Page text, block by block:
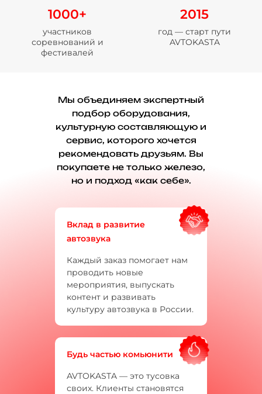
1000+
участников
соревнований и
фестивалей
2015
год — старт пути
AVTOKASTA
Мы объединяем экспертный
подбор оборудования,
культурную составляющую и
сервис, которого хочется
рекомендовать друзьям. Вы
покупаете не только железо,
но и подход «как себе».
Вклад в развитие
автозвука
Каждый заказ помогает нам
проводить новые
мероприятия, выпускать
контент и развивать
культуру автозвука в России.
Будь частью комьюнити
AVTOKASTA — это тусовка
своих. Клиенты становятся